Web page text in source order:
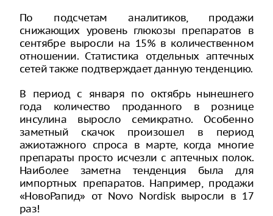
По подсчетам аналитиков, продажи
снижающих уровень глюкозы препаратов в
сентябре выросли на 15% в количественном
отношении. Статистика отдельных аптечных
сетей также подтверждает данную тенденцию.
В период с января по октябрь нынешнего
года количество проданного в рознице
инсулина выросло семикратно. Особенно
заметный скачок произошел в период
ажиотажного спроса в марте, когда многие
препараты просто исчезли с аптечных полок.
Наиболее заметна тенденция была для
импортных препаратов. Например, продажи
«НовоРапид» от Novo Nordisk выросли в 17
раз!